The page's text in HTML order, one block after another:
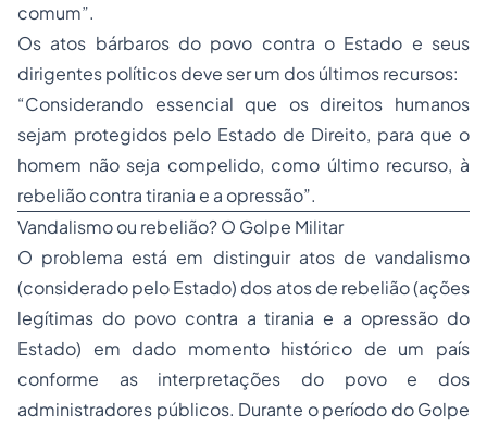
comum”.
Os atos bárbaros do povo contra o Estado e seus
dirigentes políticos deve ser um dos últimos recursos:
“Considerando essencial que os direitos humanos
sejam protegidos pelo Estado de Direito, para que o
homem não seja compelido, como último recurso, à
rebelião contra tirania e a opressão”.
Vandalismo ou rebelião? O Golpe Militar
O problema está em distinguir atos de vandalismo
(considerado pelo Estado) dos atos de rebelião (ações
legítimas do povo contra a tirania e a opressão do
Estado) em dado momento histórico de um país
conforme as interpretações do povo e dos
administradores públicos. Durante o período do Golpe